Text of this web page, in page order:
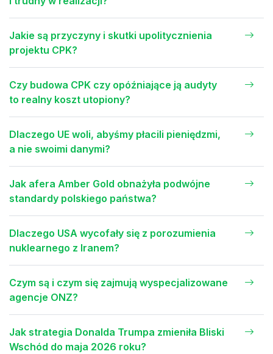
Jakie są przyczyny i skutki upolitycznienia
projektu CPK?
Czy budowa CPK czy opóźniające ją audyty
to realny koszt utopiony?
Dlaczego UE woli, abyśmy płacili pieniędzmi,
a nie swoimi danymi?
Jak afera Amber Gold obnażyła podwójne
standardy polskiego państwa?
Dlaczego USA wycofały się z porozumienia
nuklearnego z Iranem?
Czym są i czym się zajmują wyspecjalizowane
agencje ONZ?
Jak strategia Donalda Trumpa zmieniła Bliski
Wschód do maja 2026 roku?